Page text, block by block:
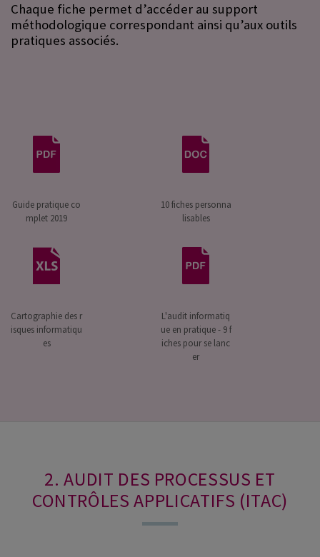
Chaque fiche permet d’accéder au support
méthodologique correspondant ainsi qu’aux outils
pratiques associés.
Guide pratique co
mplet 2019
10 fiches personna
lisables
Cartographie des r
isques informatiqu
es
L'audit informatiq
ue en pratique - 9 f
iches pour se lanc
er
2. AUDIT DES PROCESSUS ET
CONTRÔLES APPLICATIFS (ITAC)